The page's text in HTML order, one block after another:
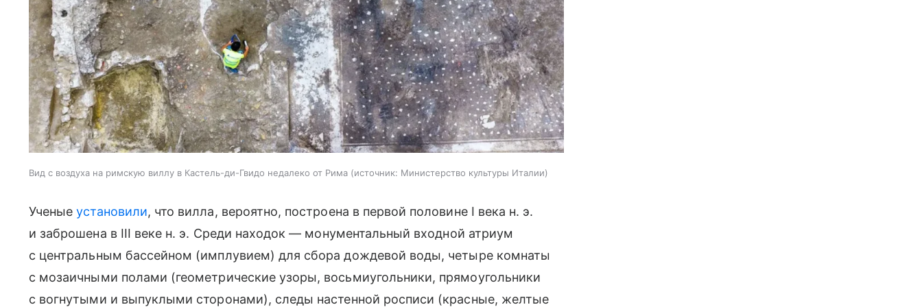
Вид с воздуха на римскую виллу в Кастель-ди-Гвидо недалеко от Рима источник: Министерство культуры Италии
Ученыеустановили, что вилла, вероятно, построена в первой половине I века н. э.
и заброшена в III веке н. э. Среди находок — монументальный входной атриум
с центральным бассейном (имплувием) для сбора дождевой воды, четыре комнаты
с мозаичными полами (геометрические узоры, восьмиугольники, прямоугольники
с вогнутыми и выпуклыми сторонами), следы настенной росписи (красные, желтые